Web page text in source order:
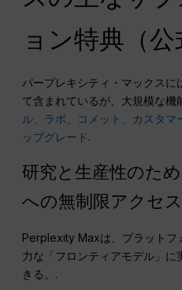
ョン特典（公
パープレキシティ・マックス
て含まれているが、大規模な機
ル、ラボ、コメット、カスタ
ップグレード.
研究と生産性のた
への無制限アクセス
Perplexity Maxは、プラットフ
力な「フロンティアモデル」
きる。.